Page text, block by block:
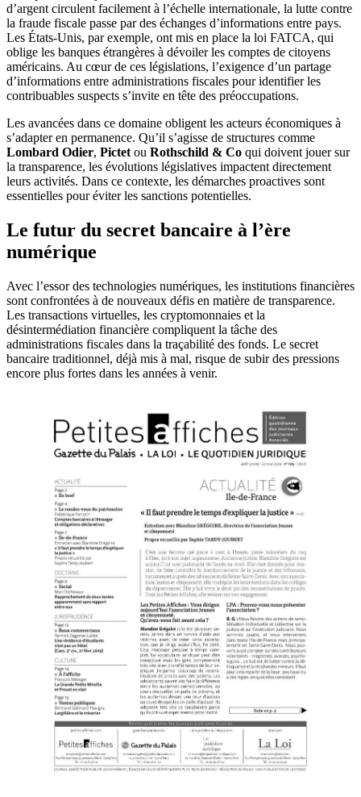
d’argent circulent facilement à l’échelle internationale, la lutte contre
la fraude fiscale passe par des échanges d’informations entre pays.
Les États-Unis, par exemple, ont mis en place la loi FATCA, qui
oblige les banques étrangères à dévoiler les comptes de citoyens
américains. Au cœur de ces législations, l’exigence d’un partage
d’informations entre administrations fiscales pour identifier les
contribuables suspects s’invite en tête des préoccupations.
Les avancées dans ce domaine obligent les acteurs économiques à
s’adapter en permanence. Qu’il s’agisse de structures comme
Lombard Odier, Pictet ou Rothschild & Co qui doivent jouer sur
la transparence, les évolutions législatives impactent directement
leurs activités. Dans ce contexte, les démarches proactives sont
essentielles pour éviter les sanctions potentielles.
Le futur du secret bancaire à l’ère
numérique
Avec l’essor des technologies numériques, les institutions financières
sont confrontées à de nouveaux défis en matière de transparence.
Les transactions virtuelles, les cryptomonnaies et la
désintermédiation financière compliquent la tâche des
administrations fiscales dans la traçabilité des fonds. Le secret
bancaire traditionnel, déjà mis à mal, risque de subir des pressions
encore plus fortes dans les années à venir.